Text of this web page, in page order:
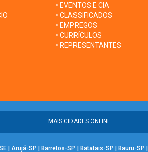
• EVENTOS E CIA
• CLASSIFICADOS
• EMPREGOS
• CURRÍCULOS
• REPRESENTANTES
MAIS CIDADES ONLINE
| Arujá-SP | Barretos-SP | Batatais-SP | Bauru-SP |